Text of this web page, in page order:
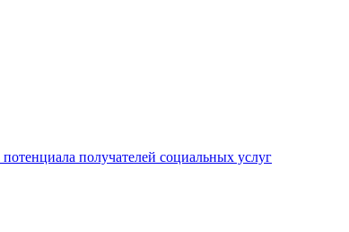
получателей социальных услуг